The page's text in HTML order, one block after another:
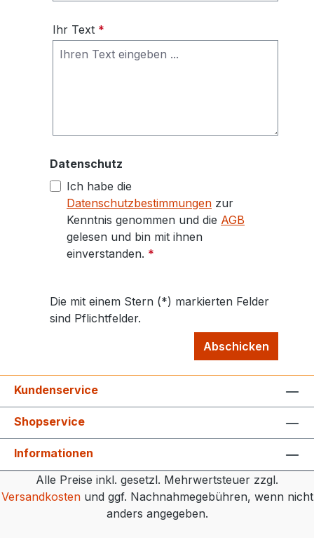
Ihr Text *
Datenschutz
Ich habe die
Datenschutzbestimmungen zur
Kenntnis genommen und die AGB
gelesen und bin mit ihnen
einverstanden. *
Die mit einem Stern (*) markierten Felder
sind Pflichtfelder.
Abschicken
Kundenservice
Shopservice
Informationen
Alle Preise inkl. gesetzl. Mehrwertsteuer zzgl.
Versandkostenund ggf. Nachnahmegebühren, wenn nicht
anders angegeben.